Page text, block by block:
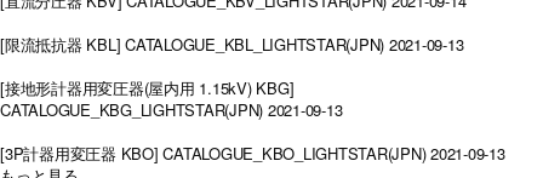
[限流抵抗器 KBL] CATALOGUE_KBL_LIGHTSTAR(JPN) 2021-09-13
[接地形計器用変圧器(屋内用 1.15kV) KBG]
CATALOGUE_KBG_LIGHTSTAR(JPN) 2021-09-13
[3P計器用変圧器 KBO] CATALOGUE_KBO_LIGHTSTAR(JPN)2021-09-13